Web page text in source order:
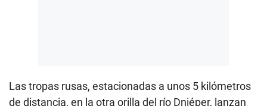
Las tropas rusas, estacionadas a unos 5 kilómetros
de distancia, en la otra orilla del río Dniéper, lanzan